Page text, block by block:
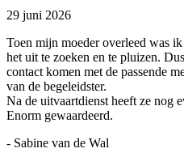
29 juni 2026
Toen mijn moeder overleed was
het uit te zoeken en te pluizen.
contact komen met de passende
van de begeleidster.
Na de uitvaartdienst heeft ze nog
Enorm gewaardeerd.
- Sabine van de Wal